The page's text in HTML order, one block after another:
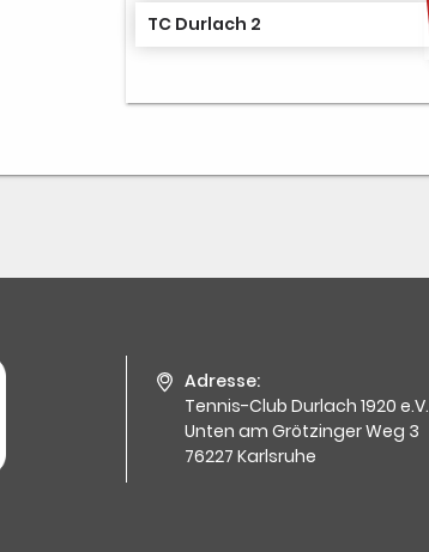
TC Durlach 2
Adresse:
Tennis-Club Durlach 1920 e.V.
Unten am Grötzinger Weg 3
76227 Karlsruhe